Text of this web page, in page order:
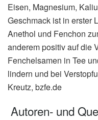
Eisen, Magnesium,
Geschmack ist in erster
Anethol und Fenchon
anderem positiv auf die
Fenchelsamen in Tee
lindern und bei
Kreutz, bzfe.de
Autoren- und